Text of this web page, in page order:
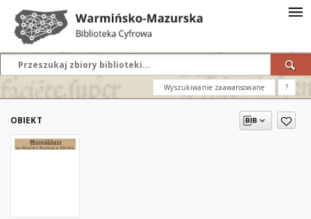
Wyszukiwanie zaawansowane ?
OBIEKT